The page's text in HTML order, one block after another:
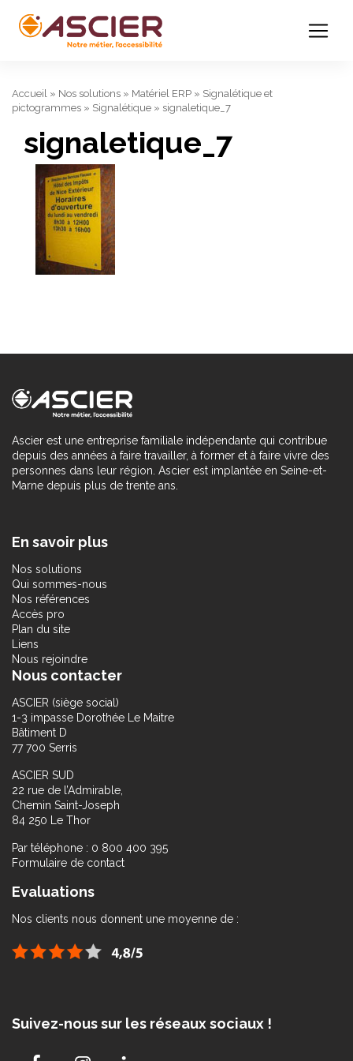
Accueil » Nos solutions » Matériel ERP » Signalétique et
pictogrammes » Signalétique » signaletique_7
signaletique_7
Ascier est une entreprise familiale indépendante qui contribue
depuis des années à faire travailler, à former et à faire vivre des
personnes dans leur région. Ascier est implantée en Seine-et-
Marne depuis plus de trente ans.
En savoir plus
Nos solutions
Qui sommes-nous
Nos références
Accès pro
Plan du site
Liens
Nous rejoindre
Nous contacter
ASCIER (siège social)
1-3 impasse Dorothée Le Maitre
Bâtiment D
77 700 Serris
ASCIER SUD
22 rue de l’Admirable,
Chemin Saint-Joseph
84 250 Le Thor
Par téléphone : 0 800 400 395
Formulaire de contact
Evaluations
Nos clients nous donnent une moyenne de :
Suivez-nous sur les réseaux sociaux !